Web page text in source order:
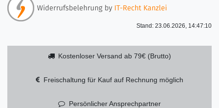
Stand: 23.06.2026, 14:47:10
Kostenloser Versand ab 79€ (Brutto)
Freischaltung für Kauf auf Rechnung möglich
Persönlicher Ansprechpartner